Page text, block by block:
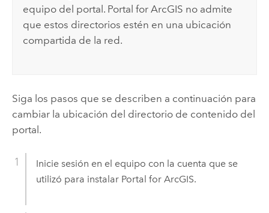
equipo del portal. Portal for ArcGIS no admite
que estos directorios estén en una ubicación
compartida de la red.
Siga los pasos que se describen a continuación para
cambiar la ubicación del directorio de contenido del
portal.
Inicie sesión en el equipo con la cuenta que se
utilizó para instalar Portal for ArcGIS.